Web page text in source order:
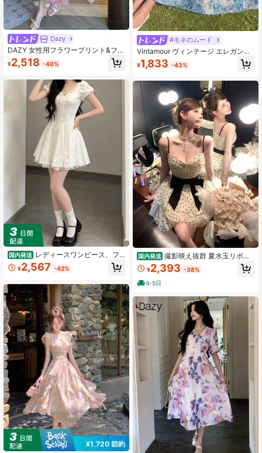
Dazy
DAZY 女性用フラワープリント&フリ
ルヘムミディドレス、袖なしクルー
ズアウトフィット、フローラルボヘ
¥2,518 -40%
国内発送 レディースワンピース、フ
レンチ、ロマンチック、純欲風、甘
くて可愛い、短丈、Aライン、ふんわ
リム見え、レース花辺、デザイン
性、デイリー、デート、旅行、春夏
向け
¥2,567 -42%
¥1,720 節約
#モネのムード
Vintamour ヴィンテージ エレガント
レディースドレス ポケット付き 油彩
風フローラルジャカード スクエアネ
ーション ホリデー パーティー ガウ
ンドドレス
¥1,833 -43%
国内発送 撮影映え抜群 夏水玉リボン
付きキャミワンピース スリムシルエ
ット着痩せ 上品可愛い 誕生日・イベ
ント・デートカジュアル お出かけコ
ーデにおすすめ
¥2,393 -38%
4-5日